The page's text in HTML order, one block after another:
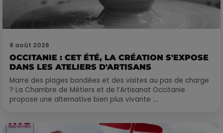
8 août 2026
OCCITANIE : CET ÉTÉ, LA CRÉATION S'EXPOSE
DANS LES ATELIERS D'ARTISANS
Marre des plages bondées et des visites au pas de charge
? La Chambre de Métiers et de l’Artisanat Occitanie
propose une alternative bien plus vivante :...